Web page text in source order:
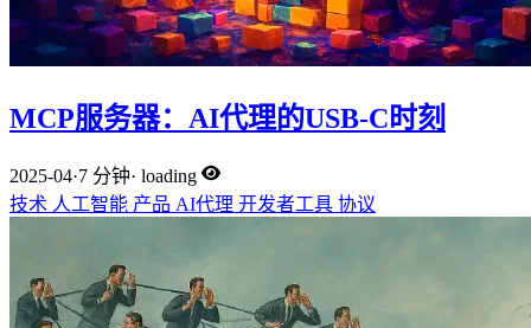
MCP服务器：AI代理的USB-C时刻
2025-04·7 分钟· loading
技术 人工智能 产品 AI代理 开发者工具 协议